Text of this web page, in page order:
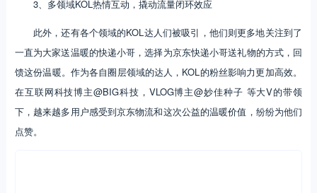
3、多领域KOL热情互动，撬动流量闭环效应
此外，还有各个领域的KOL达人们被吸引，他们则更多地关注到了
一直为大家送温暖的快递小哥，选择为京东快递小哥送礼物的方式，回
馈这份温暖。作为各自圈层领域的达人，KOL的粉丝影响力更加高效。
在互联网科技博主@BIG科技，VLOG博主@妙佳种子 等大V的带领
下，越来越多用户感受到京东物流和这次公益的温暖价值，纷纷为他们
点赞。